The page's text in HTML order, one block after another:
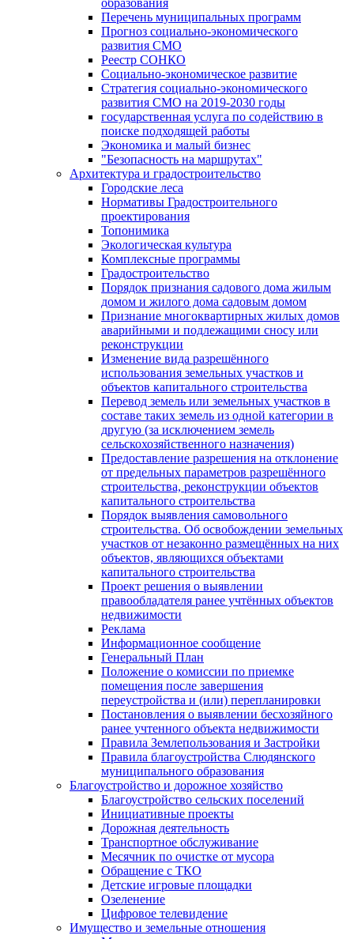
образования
Перечень муниципальных программ
Прогноз социально-экономического
развития СМО
Реестр СОНКО
Социально-экономическое развитие
Стратегия социально-экономического
развития СМО на 2019-2030 годы
государственная услуга по содействию в
поиске подходящей работы
Экономика и малый бизнес
"Безопасность на маршрутах"
Архитектура и градостроительство
Городские леса
Нормативы Градостроительного
проектирования
Топонимика
Экологическая культура
Комплексные программы
Градостроительство
Порядок признания садового дома жилым
домом и жилого дома садовым домом
Признание многоквартирных жилых домов
аварийными и подлежащими сносу или
реконструкции
Изменение вида разрешённого
использования земельных участков и
объектов капитального строительства
Перевод земель или земельных участков в
составе таких земель из одной категории в
другую (за исключением земель
сельскохозяйственного назначения)
Предоставление разрешения на отклонение
от предельных параметров разрешённого
строительства, реконструкции объектов
капитального строительства
Порядок выявления самовольного
строительства. Об освобождении земельных
участков от незаконно размещённых на них
объектов, являющихся объектами
капитального строительства
Проект решения о выявлении
правообладателя ранее учтённых объектов
недвижимости
Реклама
Информационное сообщение
Генеральный План
Положение о комиссии по приемке
помещения после завершения
переустройства и (или) перепланировки
Постановления о выявлении бесхозяйного
ранее учтенного объекта недвижимости
Правила Землепользования и Застройки
Правила благоустройства Слюдянского
муниципального образования
Благоустройство и дорожное хозяйство
Благоустройство сельских поселений
Инициативные проекты
Дорожная деятельность
Транспортное обслуживание
Месячник по очистке от мусора
Обращение с ТКО
Детские игровые площадки
Озеленение
Цифровое телевидение
Имущество и земельные отношения